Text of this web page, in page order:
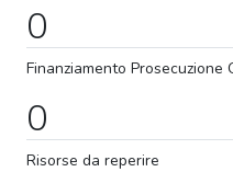
0
Finanziamento Prosecuzione
0
Risorse da reperire